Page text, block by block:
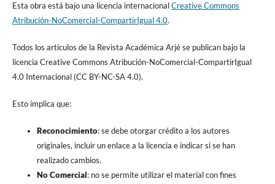
Esta obra está bajo una licencia internacionalCreative Commons
Atribución-NoComercial-CompartirIgual 4.0.
Todos los artículos de la Revista Académica Arjé se publican bajo la
licencia Creative Commons Atribución-NoComercial-CompartirIgual
4.0 Internacional (CC BY-NC-SA 4.0).
Esto implica que:
Reconocimiento: se debe otorgar crédito a los autores
originales, incluir un enlace a la licencia e indicar si se han
realizado cambios.
No Comercial: no se permite utilizar el material con fines